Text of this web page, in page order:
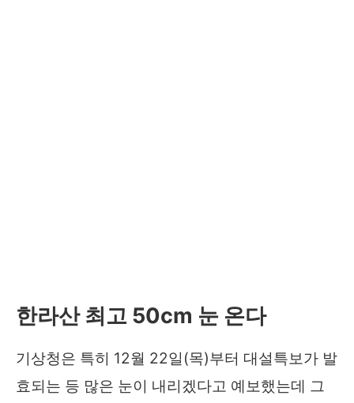
한라산 최고 50cm 눈 온다
기상청은 특히 12월 22일(목)부터 대설특보가 발
효되는 등 많은 눈이 내리겠다고 예보했는데 그